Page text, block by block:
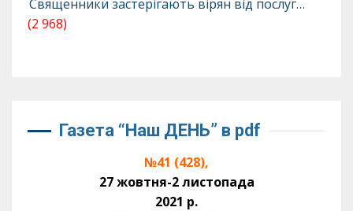
Священники застерігають вірян від послуг…
(2 968)
Газета “Наш ДЕНЬ” в pdf
№41 (428),
27 жовтня-2 листопада
2021 р.